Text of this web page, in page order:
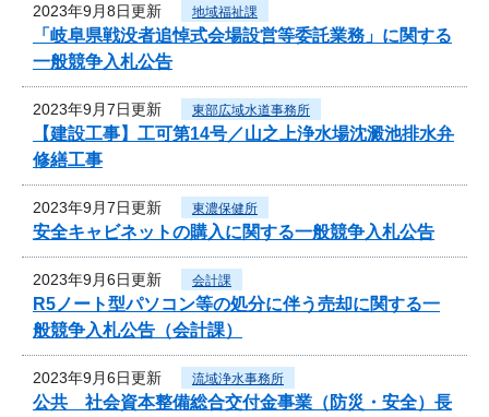
2023年9月8日更新 地域福祉課
「岐阜県戦没者追悼式会場設営等委託業務」に関する
一般競争入札公告
2023年9月7日更新 東部広域水道事務所
【建設工事】工可第14号／山之上浄水場沈澱池排水弁
修繕工事
2023年9月7日更新 東濃保健所
安全キャビネットの購入に関する一般競争入札公告
2023年9月6日更新 会計課
R5ノート型パソコン等の処分に伴う売却に関する一
般競争入札公告（会計課）
2023年9月6日更新 流域浄水事務所
公共 社会資本整備総合交付金事業（防災・安全）長